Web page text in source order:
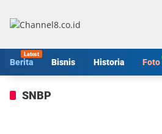
konten
Berita Bisnis Historia Foto
SNBP